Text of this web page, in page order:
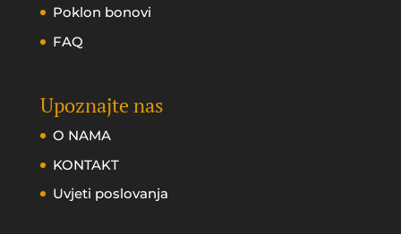
Poklon bonovi
FAQ
Upoznajte nas
O NAMA
KONTAKT
Uvjeti poslovanja